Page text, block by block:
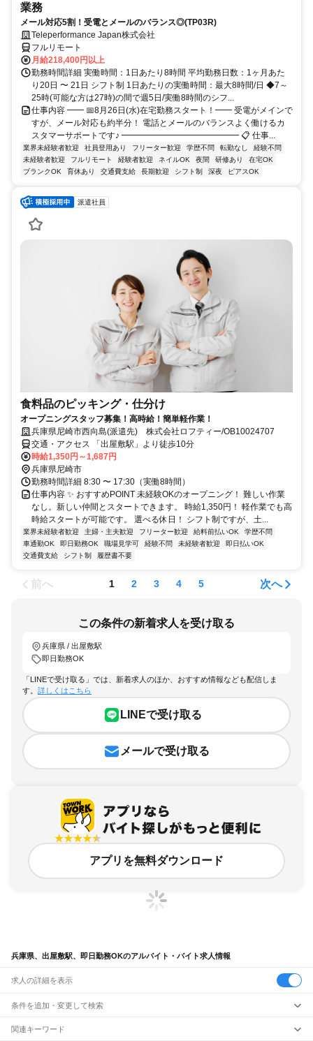
業務
メール対応5割！受電とメールのバランス◎(TP03R)
Teleperformance Japan株式会社
フルリモート
月給218,400円以上
勤務時間詳細 実働時間：1日あたり8時間 平均勤務日数：1ヶ月あた
り20日 〜 21日 シフト制 1日あたりの実働時間：最大8時間/日 ◆7～
25時(可能な方は27時)の間で週5日/実働8時間のシフ...
仕事内容 ━━ 📅8月26日(水)在宅勤務スタート！━━ 受電がメインで
すが、メール対応も約半分！ 電話とメールのバランスよく働けるカ
スタマーサポートです♪ ━━━━━━━━━━━━━━ 📋 仕事...
業界未経験者歓迎 社員登用あり フリーター歓迎 学歴不問 転勤なし
経験不問
未経験者歓迎
フルリモート 経験者歓迎 ネイルOK 夜間 研修あり
在宅OK
ブランクOK
育休あり 交通費支給 長期歓迎 シフト制 深夜 ピアスOK
派遣社員
食料品のピッキング・仕分け
オープニングスタッフ募集！高時給！簡単軽作業！
兵庫県尼崎市西向島(派遣先) 株式会社ロフティー/OB10024707
交通・アクセス 「出屋敷駅」より徒歩10分
時給1,350円～1,687円
兵庫県尼崎市
勤務時間詳細 8:30 〜 17:30（実働8時間）
仕事内容 ✨ おすすめPOINT 未経験OKのオープニング！ 難しい作業
なし。新しい仲間とスタートできます。 時給1,350円！ 軽作業でも高
時給スタートが可能です。 選べる休日！ シフト制ですが、土...
業界未経験者歓迎 主婦・主夫歓迎 フリーター歓迎 給料前払いOK
学歴不問
車通勤OK
即日勤務OK 職場見学可 経験不問 未経験者歓迎
即日払いOK
交通費支給
シフト制 履歴書不要
前へ 1 2 3 4 5 次へ
この条件の新着求人を受け取る
兵庫県 / 出屋敷駅
即日勤務OK
「LINEで受け取る」では、新着求人のほか、おすすめ情報なども配信しま
す。 詳しくはこちら
LINEで受け取る
メールで受け取る
アプリを無料ダウンロード
兵庫県、出屋敷駅、即日勤務OKのアルバイト・バイト求人情報
求人の詳細を表示
条件を追加・変更して検索
市区町村を追加・変更
関連キーワード